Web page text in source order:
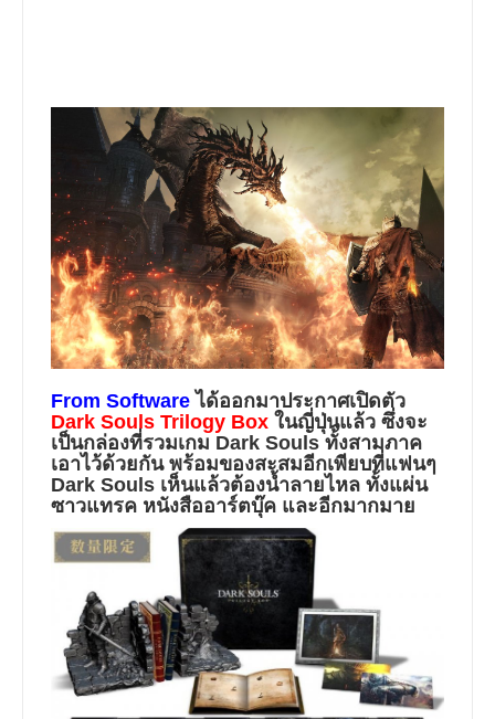
From Software ได้ออกมาประกาศเปิดตัว
Dark Souls Trilogy Box ในญี่ปุ่นแล้ว ซึ่งจะ
เป็นกล่องที่รวมเกม Dark Souls ทั้งสามภาค
เอาไว้ด้วยกัน พร้อมของสะสมอีกเพียบที่แฟนๆ
Dark Souls เห็นแล้วต้องน้ำลายไหล ทั้งแผ่น
ซาวแทรค หนังสืออาร์ตบุ๊ค และอีกมากมาย